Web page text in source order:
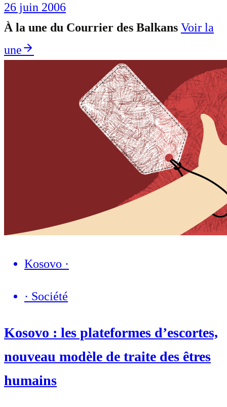
26 juin 2006
À la une du Courrier des Balkans Voir la
une
Kosovo ·
· Société
Kosovo : les plateformes d’escortes,
nouveau modèle de traite des êtres
humains